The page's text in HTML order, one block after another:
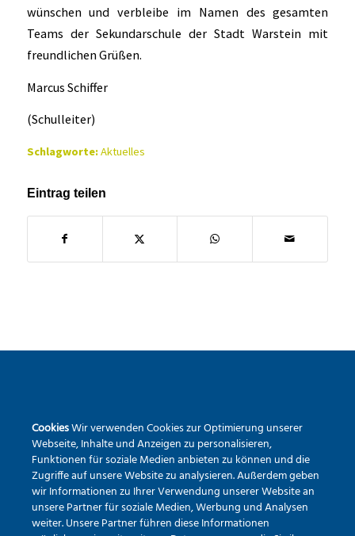
wünschen und verbleibe im Namen des gesamten
Teams der Sekundarschule der Stadt Warstein mit
freundlichen Grüßen.
Marcus Schiffer
(Schulleiter)
Schlagworte:Aktuelles
Eintrag teilen
Pietrapaola-Platz 4
59581 Warstein
Tel.:02902 – 9791840
Erreichbarkeit via Mail
CookiesWir verwenden Cookies zur Optimierung unserer
Webseite, Inhalte und Anzeigen zu personalisieren,
Funktionen für soziale Medien anbieten zu können und die
Zugriffe auf unsere Website zu analysieren. Außerdem geben
wir Informationen zu Ihrer Verwendung unserer Website an
unsere Partner für soziale Medien, Werbung und Analysen
weiter. Unsere Partner führen diese Informationen